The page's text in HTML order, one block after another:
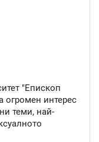
"Епископ
огромен интерес
теми, най-